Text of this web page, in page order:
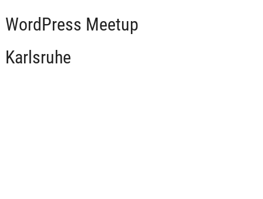
WordPress Meetup
Karlsruhe